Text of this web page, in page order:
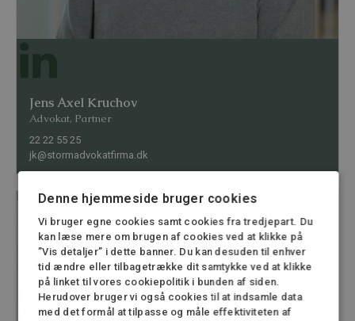
Jens Axel Kruchov
Advokat, Partner
22 22 55 25
jk@stormadvokatfirma.dk
Denne hjemmeside bruger cookies
Vi bruger egne cookies samt cookies fra tredjepart. Du
kan læse mere om brugen af cookies ved at klikke på
”Vis detaljer” i dette banner. Du kan desuden til enhver
tid ændre eller tilbagetrække dit samtykke ved at klikke
på linket til vores cookiepolitik i bunden af siden.
Herudover bruger vi også cookies til at indsamle data
med det formål at tilpasse og måle effektiviteten af